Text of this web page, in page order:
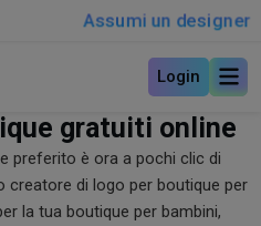
Assumi un designer
Login
gratuiti online
preferito è ora a pochi clic di
creatore di logo per boutique per
la tua boutique per bambini,